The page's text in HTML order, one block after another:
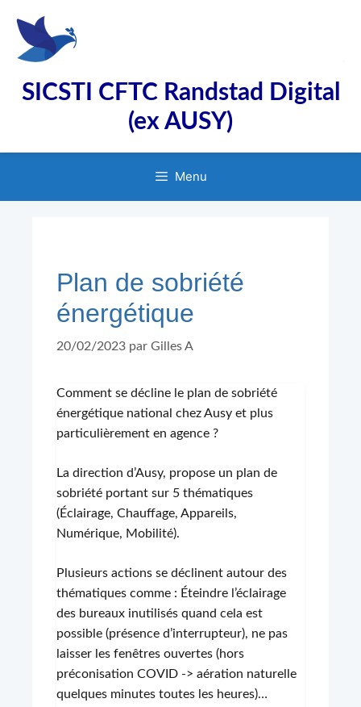
contenu
SICSTI CFTC Randstad Digital
(ex AUSY)
Menu
Plan de sobriété
énergétique
20/02/2023 par Gilles A
Comment se décline le plan de sobriété
énergétique national chez Ausy et plus
particulièrement en agence ?
La direction d’Ausy, propose un plan de
sobriété portant sur 5 thématiques
(Éclairage, Chauffage, Appareils,
Numérique, Mobilité).
Plusieurs actions se déclinent autour des
thématiques comme : Éteindre l’éclairage
des bureaux inutilisés quand cela est
possible (présence d’interrupteur), ne pas
laisser les fenêtres ouvertes (hors
préconisation COVID -> aération naturelle
quelques minutes toutes les heures)…